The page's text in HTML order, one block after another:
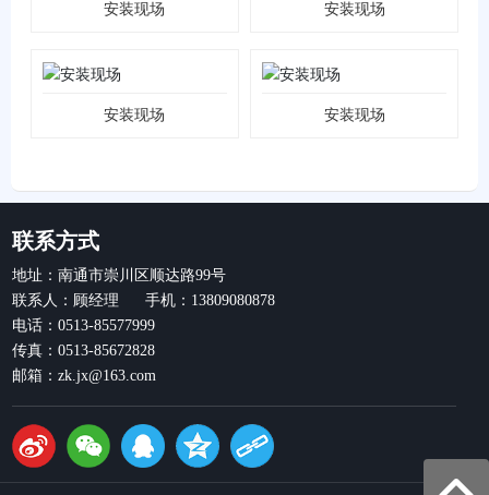
安装现场 安装现场
安装现场 安装现场
联系方式
地址：南通市崇川区顺达路99号
联系人：顾经理 手机：13809080878
电话：0513-85577999
传真：0513-85672828
邮箱：zk.jx@163.com